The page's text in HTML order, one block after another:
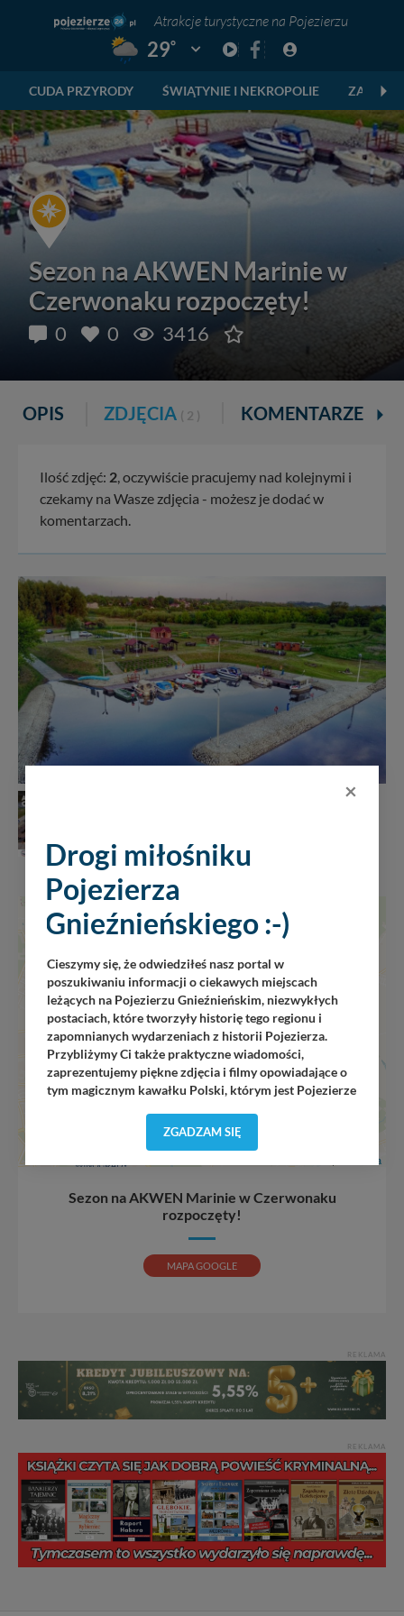
Atrakcje turystyczne na Pojezierzu
29° Pogoda: Gniezno
CUDA PRZYRODY ŚWIĄTYNIE I NEKROPOLIE ZABYTKI
Sezon na AKWEN Marinie w
Czerwonaku rozpoczęty!
0 0 3416
OPIS ZDJĘCIA ( 2 ) KOMENTARZE
Ilość zdjęć: 2, oczywiście pracujemy nad kolejnymi i
czekamy na Wasze zdjęcia - możesz je dodać w
komentarzach.
+
Wikimedia
Sezon na AKWEN Marinie w Czerwonaku
rozpoczęty!
MAPA GOOGLE
REKLAMA
REKLAMA
×
Drogi miłośniku
Pojezierza
Gnieźnieńskiego :-)
Cieszymy się, że odwiedziłeś nasz portal w
poszukiwaniu informacji o ciekawych miejscach
leżących na Pojezierzu Gnieźnieńskim, niezwykłych
postaciach, które tworzyły historię tego regionu i
zapomnianych wydarzeniach z historii Pojezierza.
Przybliżymy Ci także praktyczne wiadomości,
zaprezentujemy piękne zdjęcia i filmy opowiadające o
tym magicznym kawałku Polski, którym jest Pojezierze
Pojezierze Gnieźnieńskie odkrywać dla Ciebie na
składający się z pasjonatów, miłośników, czy wręcz
dnia wędruje po Pojezierzu Gnieźnieńskim, by rozwijać
portal, poprzez jego rozbudowę oraz dostarczanie
Abyśmy nadal mogli to robić, potrzebujemy Twojej
Bezpieczeństwo Twoich danych jest dla nas
priorytetowe, bez poinformowania Ciebie nie będziemy
zmieniać zakresu naszych uprawnień. Twoje dane są u
informacji uzyskach w naszejPolityce Prywatności.
Klikając znak X lub przycisk PRZEJDŹ DO SERWISU
wyrażasz zgodę na przetwarzanie Twoich danych.
Nasz serwis nie wykorzystuje oraz nie udostępnia
Twoich danych innym podmiotom oraz osobom
trzecim. Wyjątkiem jest sytuacja, gdy przekazanie
ZGADZAM SIĘ